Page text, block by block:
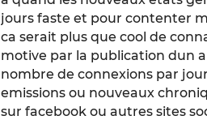
jours faste et pour contenter
ca serait plus que cool de
motive par la publication dun
nombre de connexions par
emissions ou nouveaux
sur facebook ou autres sites